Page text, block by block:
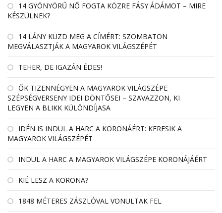
14 GYÖNYÖRŰ NŐ FOGTA KÖZRE FÁSY ÁDÁMOT – MIRE
KÉSZÜLNEK?
14 LÁNY KÜZD MEG A CÍMÉRT: SZOMBATON
MEGVÁLASZTJÁK A MAGYAROK VILÁGSZÉPÉT
TEHER, DE IGAZÁN ÉDES!
ŐK TIZENNÉGYEN A MAGYAROK VILÁGSZÉPE
SZÉPSÉGVERSENY IDEI DÖNTŐSEI – SZAVAZZON, KI
LEGYEN A BLIKK KÜLÖNDÍJASA
IDÉN IS INDUL A HARC A KORONÁÉRT: KERESIK A
MAGYAROK VILÁGSZÉPÉT
INDUL A HARC A MAGYAROK VILÁGSZÉPE KORONÁJÁÉRT
KIÉ LESZ A KORONA?
1848 MÉTERES ZÁSZLÓVAL VONULTAK FEL